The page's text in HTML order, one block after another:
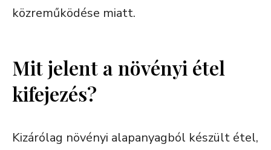
közreműködése miatt.
Mit jelent a növényi étel
kifejezés?
Kizárólag növényi alapanyagból készült étel,